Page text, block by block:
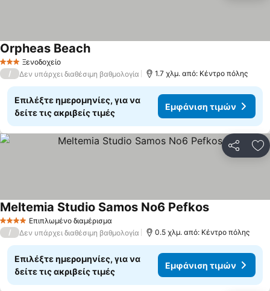
3 ΑστέριαΞενοδοχείο
Orpheas Beach
/ Δεν υπάρχει διαθέσιμη βαθμολογία 1.7 χλμ. από: Κέντρο πόλης
Επιλέξτε ημερομηνίες, για να
δείτε τις ακριβείς τιμές
Εμφάνιση τιμών
4 ΑστέριαΕπιπλωμένο διαμέρισμα
Meltemia Studio Samos No6 Pefkos
/ Δεν υπάρχει διαθέσιμη βαθμολογία 0.5 χλμ. από: Κέντρο πόλης
Επιλέξτε ημερομηνίες, για να
δείτε τις ακριβείς τιμές
Εμφάνιση τιμών